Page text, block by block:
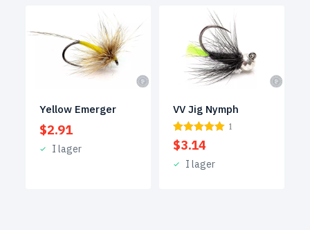
Yellow Emerger
$2.91
I lager
VV Jig Nymph
1
$3.14
I lager